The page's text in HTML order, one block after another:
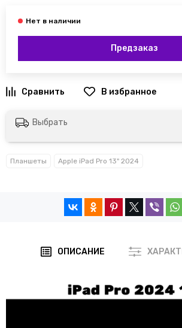
Предзаказ
Выбрать
Планшеты Apple iPad Pro 13" 2024
ОПИСАНИЕ